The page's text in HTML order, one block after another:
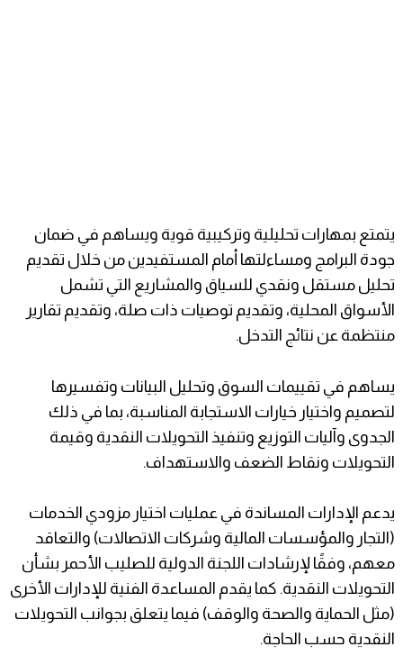
يتمتع بمهارات تحليلية وتركيبية قوية ويساهم في ضمان
جودة البرامج ومساءلتها أمام المستفيدين من خلال تقديم
تحليل مستقل ونقدي للسياق والمشاريع التي تشمل
الأسواق المحلية، وتقديم توصيات ذات صلة، وتقديم تقارير
منتظمة عن نتائج التدخل.
يساهم في تقييمات السوق وتحليل البيانات وتفسيرها
لتصميم واختيار خيارات الاستجابة المناسبة، بما في ذلك
الجدوى وآليات التوزيع وتنفيذ التحويلات النقدية وقيمة
التحويلات ونقاط الضعف والاستهداف.
يدعم الإدارات المساندة في عمليات اختيار مزودي الخدمات
(التجار والمؤسسات المالية وشركات الاتصالات) والتعاقد
معهم، وفقًا لإرشادات اللجنة الدولية للصليب الأحمر بشأن
التحويلات النقدية. كما يقدم المساعدة الفنية للإدارات الأخرى
(مثل الحماية والصحة والوقف) فيما يتعلق بجوانب التحويلات
النقدية حسب الحاجة.